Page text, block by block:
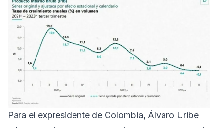
Para el expresidente de Colombia, Álvaro Uribe